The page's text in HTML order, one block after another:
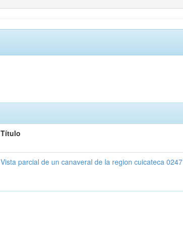
Título
Vista parcial de un canaveral de la region cuicateca 0247